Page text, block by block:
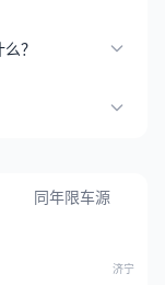
？
同年限车源
济宁